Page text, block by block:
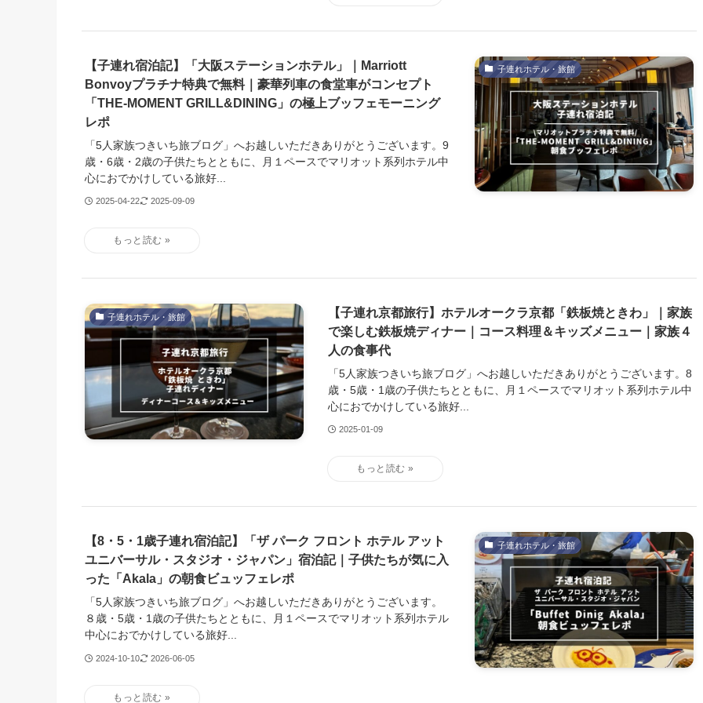
子連れホテル・旅館
【子連れ宿泊記】「大阪ステーションホテル」｜Marriott
Bonvoyプラチナ特典で無料｜豪華列車の食堂車がコンセプト
「THE-MOMENT GRILL&DINING」の極上ブッフェモーニング
レポ
「5人家族つきいち旅ブログ」へお越しいただきありがとうございます。9
歳・6歳・2歳の子供たちとともに、月１ペースでマリオット系列ホテル中
心におでかけしている旅好...
2025-04-22 2025-09-09
子連れホテル・旅館
【子連れ京都旅行】ホテルオークラ京都「鉄板焼ときわ」｜家族
で楽しむ鉄板焼ディナー｜コース料理＆キッズメニュー｜家族４
人の食事代
「5人家族つきいち旅ブログ」へお越しいただきありがとうございます。8
歳・5歳・1歳の子供たちとともに、月１ペースでマリオット系列ホテル中
心におでかけしている旅好...
2025-01-09
子連れホテル・旅館
【8・5・1歳子連れ宿泊記】「ザ パーク フロント ホテル アット
ユニバーサル・スタジオ・ジャパン」宿泊記｜子供たちが気に入
った「Akala」の朝食ビュッフェレポ
「5人家族つきいち旅ブログ」へお越しいただきありがとうございます。
８歳・5歳・1歳の子供たちとともに、月１ペースでマリオット系列ホテル
中心におでかけしている旅好...
2024-10-10 2026-06-05